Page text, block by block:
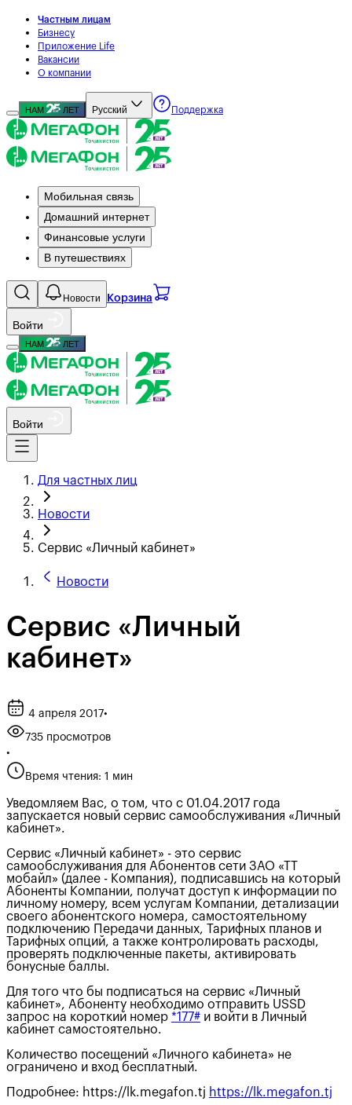
Частным лицам
Бизнесу
Приложение Life
Вакансии
О компании
НАМ ЛЕТ Русский Поддержка
Мобильная связь
Домашний интернет
Финансовые услуги
В путешествиях
Новости Корзина
Войти
НАМ ЛЕТ
Войти
Для частных лиц
Новости
Сервис «Личный кабинет»
Новости
Сервис «Личный
кабинет»
4 апреля 2017•
735 просмотров
•
Время чтения: 1 мин
Уведомляем Вас, о том, что с 01.04.2017 года
запускается новый сервис самообслуживания «Личный
кабинет».
Сервис «Личный кабинет» - это сервис
самообслуживания для Абонентов сети ЗАО «ТТ
мобайл» (далее - Компания), подписавшись на который
Абоненты Компании, получат доступ к информации по
личному номеру, всем услугам Компании, детализации
своего абонентского номера, самостоятельному
подключению Передачи данных, Тарифных планов и
Тарифных опций, а также контролировать расходы,
проверять подключенные пакеты, активировать
бонусные баллы.
Для того что бы подписаться на сервис «Личный
кабинет», Абоненту необходимо отправить USSD
запрос на короткий номер *177# и войти в Личный
кабинет самостоятельно.
Количество посещений «Личного кабинета» не
ограничено и вход бесплатный.
Подробнее: https://lk.megafon.tj https://lk.megafon.tj